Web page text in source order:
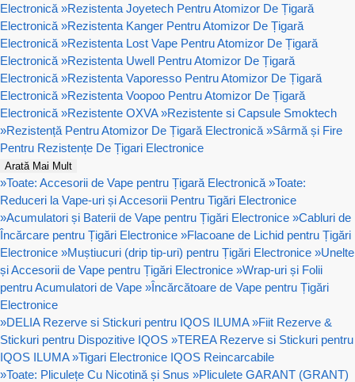
Electronică »Rezistenta Joyetech Pentru Atomizor De Țigară
Electronică »Rezistenta Kanger Pentru Atomizor De Țigară
Electronică »Rezistenta Lost Vape Pentru Atomizor De Țigară
Electronică »Rezistenta Uwell Pentru Atomizor De Țigară
Electronică »Rezistenta Vaporesso Pentru Atomizor De Țigară
Electronică »Rezistenta Voopoo Pentru Atomizor De Țigară
Electronică »Rezistente OXVA »Rezistente si Capsule Smoktech
»Rezistență Pentru Atomizor De Țigară Electronică »Sârmă și Fire
Pentru Rezistențe De Țigari Electronice
Arată Mai Mult
»Toate: Accesorii de Vape pentru Țigară Electronică »Toate:
Reduceri la Vape-uri și Accesorii Pentru Tigări Electronice
»Acumulatori și Baterii de Vape pentru Țigări Electronice »Cabluri de
Încărcare pentru Țigări Electronice »Flacoane de Lichid pentru Țigări
Electronice »Muștiucuri (drip tip-uri) pentru Țigări Electronice »Unelte
și Accesorii de Vape pentru Țigări Electronice »Wrap-uri și Folii
pentru Acumulatori de Vape »Încărcătoare de Vape pentru Țigări
Electronice
»DELIA Rezerve si Stickuri pentru IQOS ILUMA »Fiit Rezerve &
Stickuri pentru Dispozitive IQOS »TEREA Rezerve si Stickuri pentru
IQOS ILUMA »Tigari Electronice IQOS Reincarcabile
»Toate: Pliculețe Cu Nicotină și Snus »Pliculete GARANT (GRANT)